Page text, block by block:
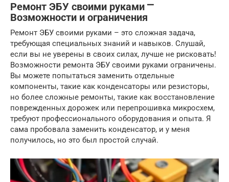
Ремонт ЭБУ своими руками ⎻
Возможности и ограничения
Ремонт ЭБУ своими руками – это сложная задача,
требующая специальных знаний и навыков. Слушай,
если вы не уверены в своих силах, лучше не рисковать!
Возможности ремонта ЭБУ своими руками ограничены.
Вы можете попытаться заменить отдельные
компоненты, такие как конденсаторы или резисторы,
но более сложные ремонты, такие как восстановление
поврежденных дорожек или перепрошивка микросхем,
требуют профессионального оборудования и опыта. Я
сама пробовала заменить конденсатор, и у меня
получилось, но это был простой случай.